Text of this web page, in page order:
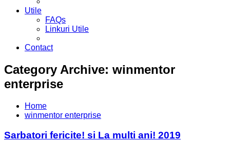
Utile
FAQs
Linkuri Utile
Contact
Category Archive: winmentor
enterprise
Home
winmentor enterprise
Sarbatori fericite! si La multi ani! 2019